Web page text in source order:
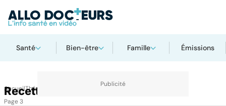
Santé Bien-être Famille Émissions
AccueilThématiques
Recettes
Page 3